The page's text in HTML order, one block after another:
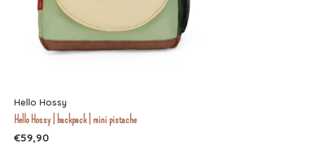
Hello Hossy
Hello Hossy | backpack | mini pistache
€59,90